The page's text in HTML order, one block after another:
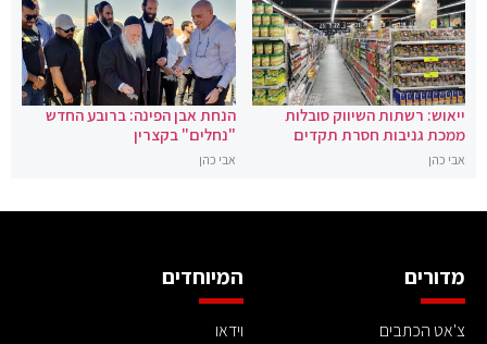
ייאוש: רשתות השיווק סובלות
ממכת גניבות חסרת תקדים
אבי כהן
הנחת אבן הפינה: ברובע החדש
"נחלים" בקצרין
אבי כהן
מדורים
צ'אט הכתבים
המיוחדים
וידאו